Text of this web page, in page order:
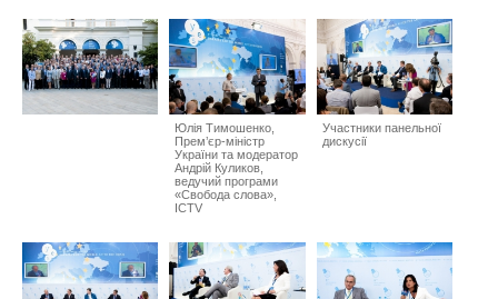
Юлія Тимошенко,
Прем’єр-міністр
України та модератор
Андрій Куликов,
ведучий програми
«Свобода слова»,
ICTV
Участники панельної
дискусії